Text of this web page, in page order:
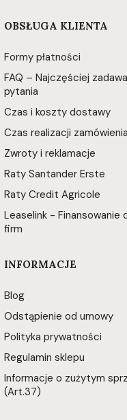
OBSŁUGA KLIENTA
Formy płatności
FAQ – Najczęściej
pytania
Czas i koszty dostawy
Czas realizacji zamówienia
Zwroty i reklamacje
Raty Santander Erste
Raty Credit Agricole
Leaselink - Finansowanie
firm
INFORMACJE
Blog
Odstąpienie od umowy
Polityka prywatności
Regulamin sklepu
Informacje o zużytym
(Art.37)